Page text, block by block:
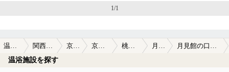
1/1
温泉TOP 関西(近畿) 京都府 京都市内 桃山温泉 月見館 月見館の口コミ一覧
温浴施設を探す